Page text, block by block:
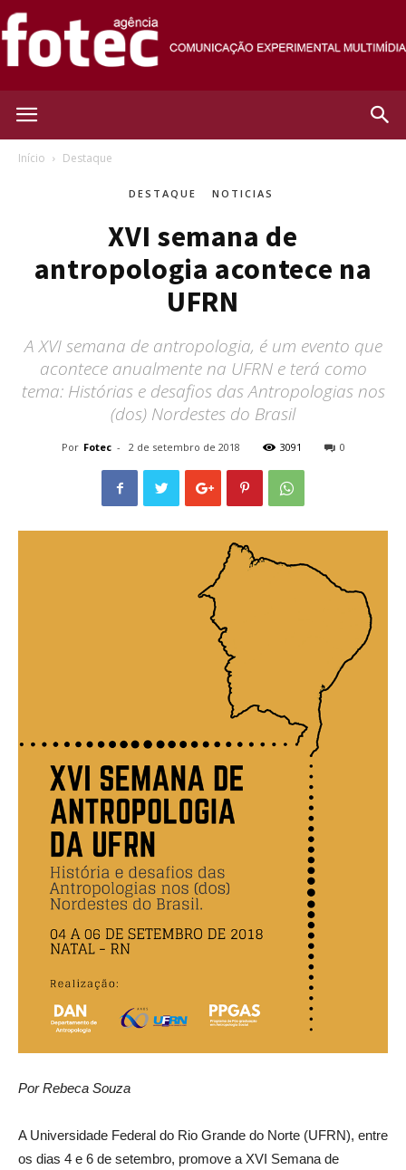
Início Destaque
DESTAQUE NOTICIAS
XVI semana de
antropologia acontece na
UFRN
A XVI semana de antropologia, é um evento que
acontece anualmente na UFRN e terá como
tema: Histórias e desafios das Antropologias nos
(dos) Nordestes do Brasil
Por Fotec - 2 de setembro de 2018 3091 0
Por Rebeca Souza
A Universidade Federal do Rio Grande do Norte (UFRN), entre
os dias 4 e 6 de setembro, promove a XVI Semana de